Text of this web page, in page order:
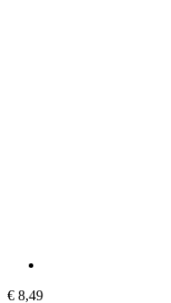
€ 8,49